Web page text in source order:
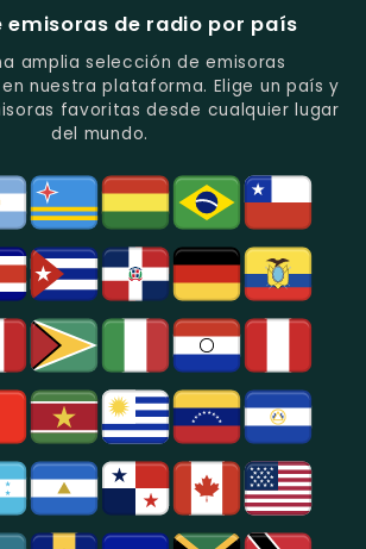
Estación
De
Los
Deportes
En
Guayaquil.
Populares
Y
Folclore
En
Azogues.
emisoras de radio por país
amplia selección de emisoras
nuestra plataforma. Elige un país y
favoritas desde cualquier lugar
del mundo.